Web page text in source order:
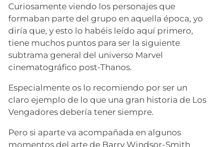
Curiosamente viendo los personajes que
formaban parte del grupo en aquella época, yo
diría que, y esto lo habéis leído aquí primero,
tiene muchos puntos para ser la siguiente
subtrama general del universo Marvel
cinematográfico post-Thanos.
Especialmente os lo recomiendo por ser un
claro ejemplo de lo que una gran historia de Los
Vengadores debería tener siempre.
Pero si aparte va acompañada en algunos
momentos del arte de Barry Windsor-Smith